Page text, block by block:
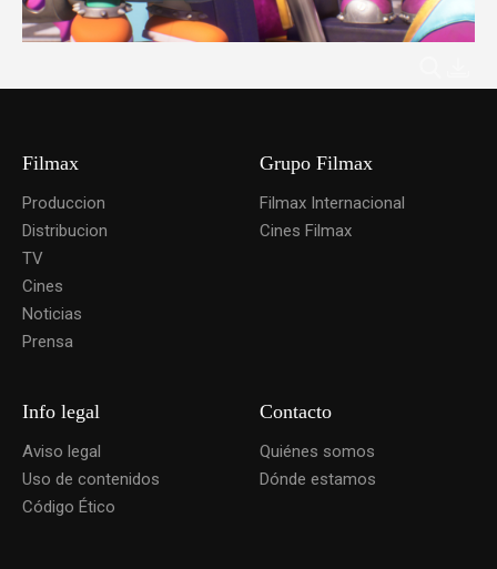
Filmax
Produccion
Distribucion
TV
Cines
Noticias
Prensa
Grupo Filmax
Filmax Internacional
Cines Filmax
Info legal
Aviso legal
Uso de contenidos
Código Ético
Contacto
Quiénes somos
Dónde estamos